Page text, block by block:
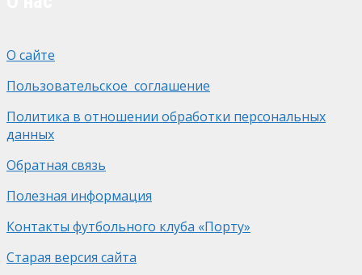
О сайте
Пользовательское соглашение
Политика в отношении обработки персональных
данных
Обратная связь
Полезная информация
Контакты футбольного клуба «Порту»
Старая версия сайта